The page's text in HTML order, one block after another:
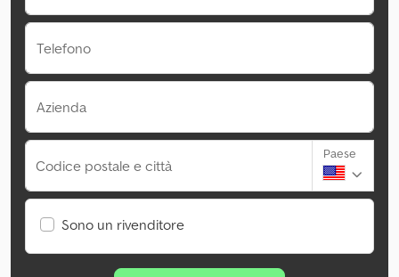
Telefono
Azienda
Codice postale e città
Paese
Sono un rivenditore